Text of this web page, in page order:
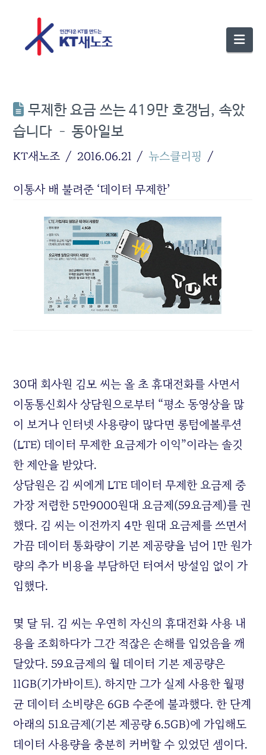
무제한 요금 쓰는 419만 호갱님, 속았
습니다 – 동아일보
KT새노조 2016.06.21 뉴스클리핑
이통사 배 불려준 ‘데이터 무제한’
30대 회사원 김모 씨는 올 초 휴대전화를 사면서
이동통신회사 상담원으로부터 “평소 동영상을 많
이 보거나 인터넷 사용량이 많다면 롱텀에볼루션
(LTE) 데이터 무제한 요금제가 이익”이라는 솔깃
한 제안을 받았다.
상담원은 김 씨에게 LTE 데이터 무제한 요금제 중
가장 저렴한 5만9000원대 요금제(59요금제)를 권
했다. 김 씨는 이전까지 4만 원대 요금제를 쓰면서
가끔 데이터 통화량이 기본 제공량을 넘어 1만 원가
량의 추가 비용을 부담하던 터여서 망설임 없이 가
입했다.
몇 달 뒤. 김 씨는 우연히 자신의 휴대전화 사용 내
용을 조회하다가 그간 적잖은 손해를 입었음을 깨
달았다. 59요금제의 월 데이터 기본 제공량은
11GB(기가바이트). 하지만 그가 실제 사용한 월평
균 데이터 소비량은 6GB 수준에 불과했다. 한 단계
아래의 51요금제(기본 제공량 6.5GB)에 가입해도
데이터 사용량을 충분히 커버할 수 있었던 셈이다.